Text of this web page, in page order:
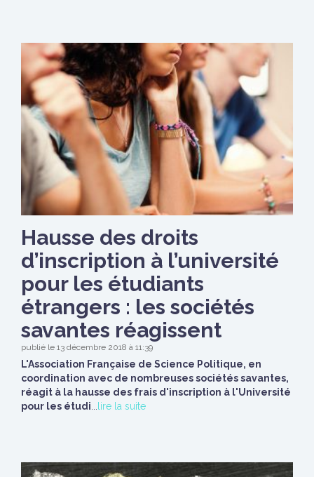
Hausse des droits
d’inscription à l’université
pour les étudiants
étrangers : les sociétés
savantes réagissent
publié le 13 décembre 2018 à 11:39
L'Association Française de Science Politique, en
coordination avec de nombreuses sociétés savantes,
réagit à la hausse des frais d'inscription à l'Université
pour les étudi
lire la suite